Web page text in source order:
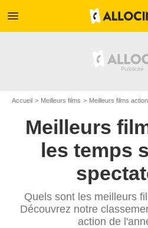
menu
Accueil Meilleurs films Meilleurs films action
Meilleurs
les temps
Quels sont les meilleurs
Découvrez notre
action de